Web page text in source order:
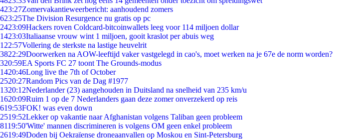
423:27Zomervakantieweerbericht: aanhoudend zomers
623:25The Division Resurgence nu gratis op pc
2423:09Hackers roven Coldcard-bitcoinwallets leeg voor 114 miljoen dollar
1423:03Italiaanse vrouw wint 1 miljoen, gooit kraslot per abuis weg
1 22:57Vollering de sterkste na lastige heuvelrit
3822:29Doorwerken na AOW-leeftijd vaker vastgelegd in cao's, moet werken na je 67e de norm worden?
320:59EA Sports FC 27 toont The Grounds-modus
1420:46Long live the 7th of October
2520:27Random Pics van de Dag #1977
1320:12Nederlander (23) aangehouden in Duitsland na snelheid van 235 km/u
1620:09Ruim 1 op de 7 Nederlanders gaan deze zomer onverzekerd op reis
619:53FOK! was even down
2519:52Lekker op vakantie naar Afghanistan volgens Taliban geen probleem
8119:50'Witte' mannen discrimineren is volgens OM geen enkel probleem
2619:49Doden bij Oekraïense droneaanvallen op Moskou en Sint-Petersburg